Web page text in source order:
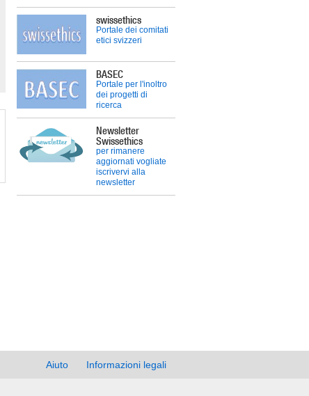
swissethics
Portale dei comitati
etici svizzeri
BASEC
Portale per l'inoltro
dei progetti di
ricerca
Newsletter
Swissethics
per rimanere
aggiornati vogliate
iscrivervi alla
newsletter
Aiuto Informazioni legali